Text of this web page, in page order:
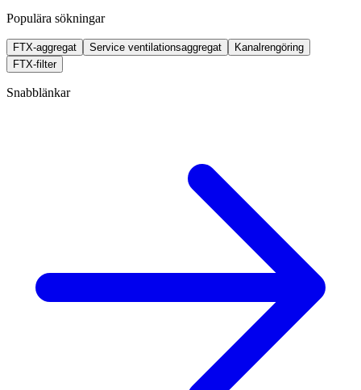
Populära sökningar
FTX-aggregat Service ventilationsaggregat
Kanalrengöring
FTX-filter
Snabblänkar